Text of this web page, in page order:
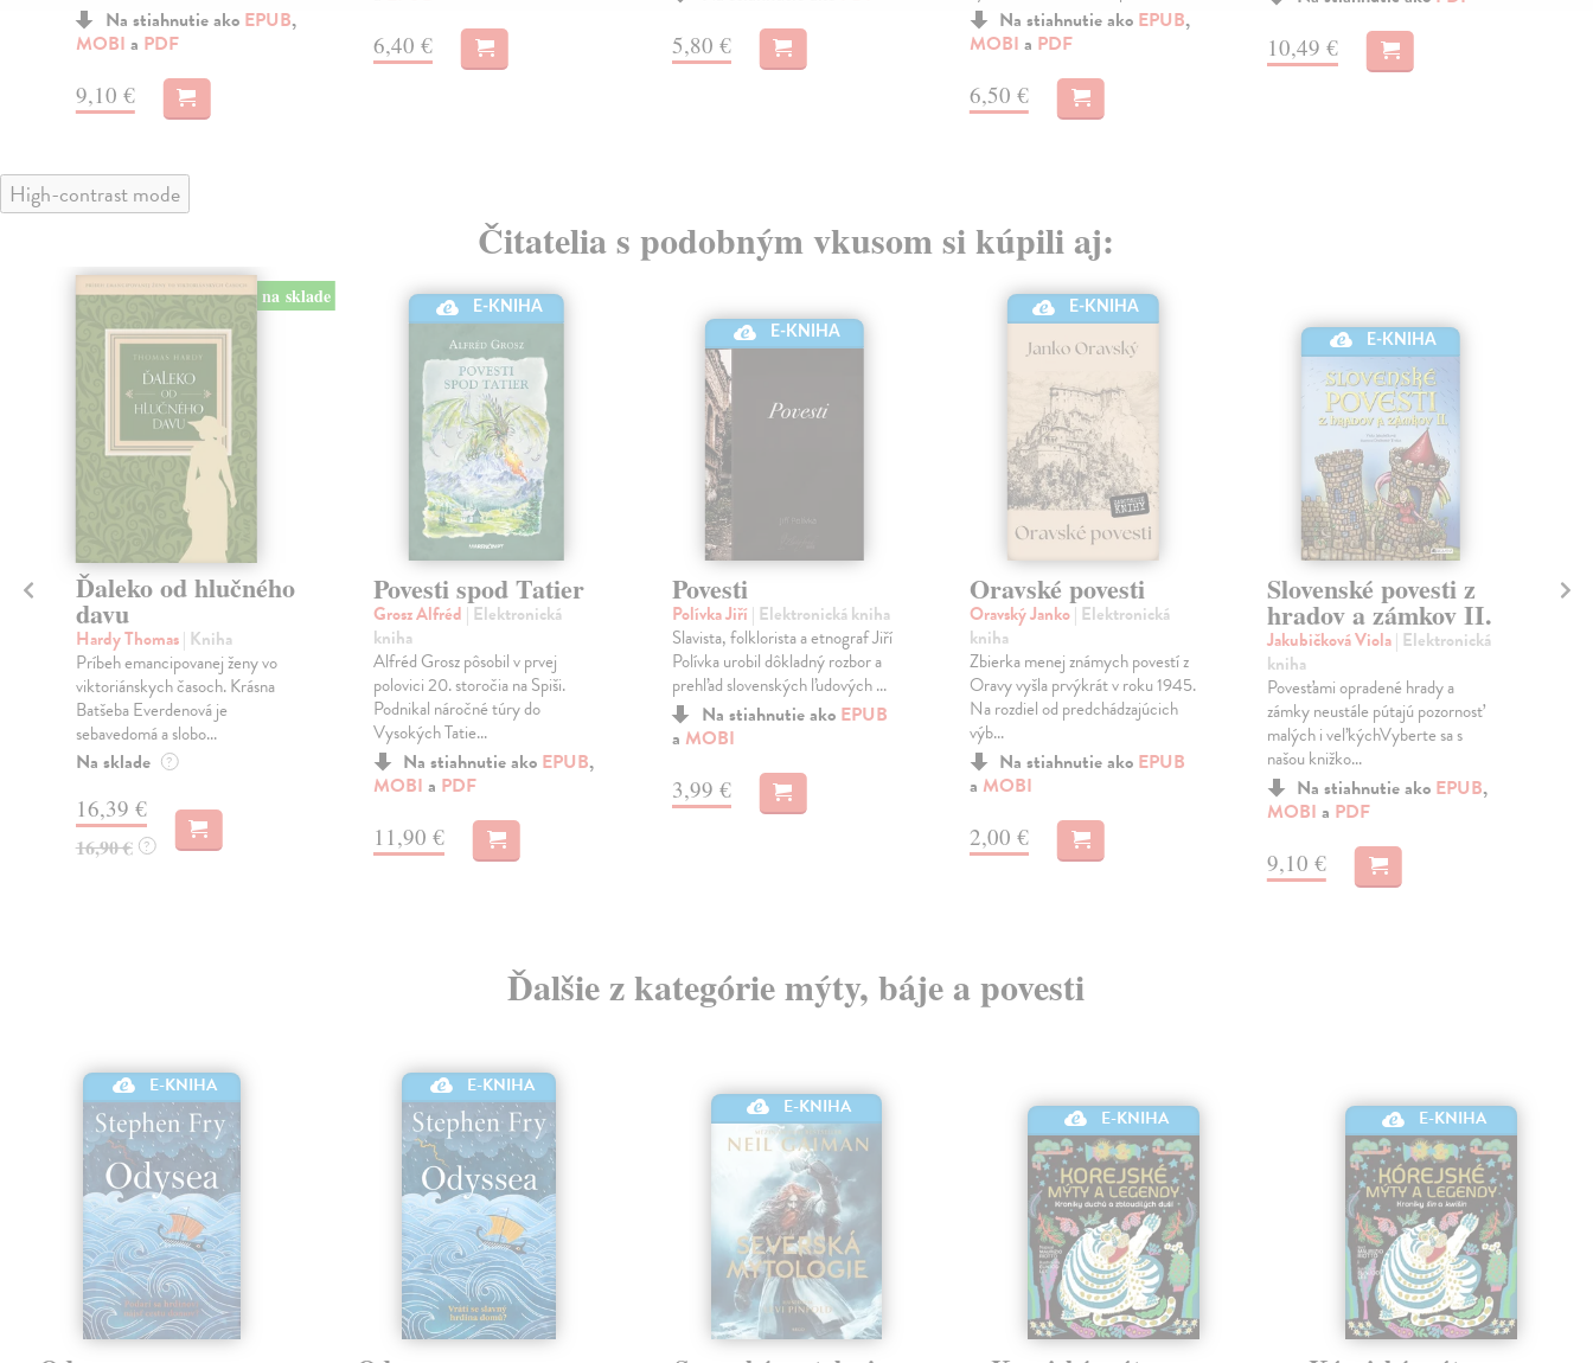
Na stiahnutie ako EPUB,
MOBI a PDF
9,10 €
6,40 € 5,80 €
Na stiahnutie ako EPUB,
MOBI a PDF
6,50 €
10,49 €
High-contrast mode
Čitatelia s podobným vkusom si kúpili aj:
na sklade
Ďaleko od hlučného
davu
Hardy Thomas| Kniha
Príbeh emancipovanej ženy vo
viktoriánskych časoch. Krásna
Batšeba Everdenová je
sebavedomá a slobo...
Na sklade ?
16,39 €
16,90 € ?
E-KNIHA
Povesti spod Tatier
Grosz Alfréd | Elektronická
kniha
Alfréd Grosz pôsobil v prvej
polovici 20. storočia na Spiši.
Podnikal náročné túry do
Vysokých Tatie...
Na stiahnutie ako EPUB,
MOBI a PDF
11,90 €
E-KNIHA
Povesti
Polívka Jiří | Elektronická kniha
Slavista, folklorista a etnograf Jiří
Polívka urobil dôkladný rozbor a
prehľad slovenských ľudových ...
Na stiahnutie ako EPUB
a MOBI
3,99 €
E-KNIHA
Oravské povesti
Oravský Janko| Elektronická
kniha
Zbierka menej známych povestí z
Oravy vyšla prvýkrát v roku 1945.
Na rozdiel od predchádzajúcich
výb...
Na stiahnutie ako EPUB
a MOBI
2,00 €
E-KNIHA
Slovenské povesti z
hradov a zámkov II.
Jakubičková Viola| Elektronická
kniha
Povesťami opradené hrady a
zámky neustále pútajú pozornosť
malých i veľkýchVyberte sa s
našou knižko...
Na stiahnutie ako EPUB,
MOBI a PDF
9,10 €
Ďalšie z kategórie mýty, báje a povesti
E-KNIHA E-KNIHA
E-KNIHA E-KNIHA E-KNIHA